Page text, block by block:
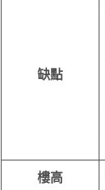
缺點
樓高